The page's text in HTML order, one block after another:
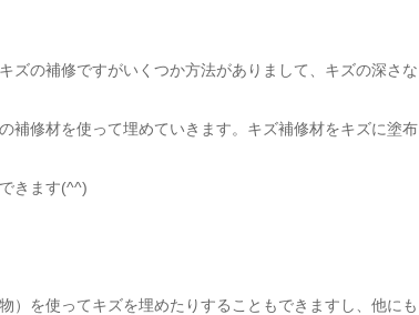
ズの補修ですがいくつか方法がありまして、キズの深さな
補修材を使って埋めていきます。キズ補修材をキズに塗布
きます(^^)
）を使ってキズを埋めたりすることもできますし、他にも